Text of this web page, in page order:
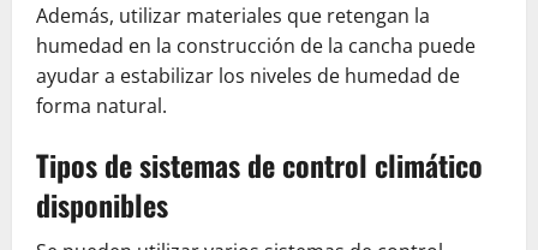
Además, utilizar materiales que retengan la
humedad en la construcción de la cancha puede
ayudar a estabilizar los niveles de humedad de
forma natural.
Tipos de sistemas de control climático
disponibles